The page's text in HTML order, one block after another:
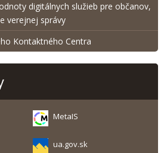
digitálnych služieb pre občanov,
verejnej správy
Kontaktného Centra
MetaIS
ua.gov.sk